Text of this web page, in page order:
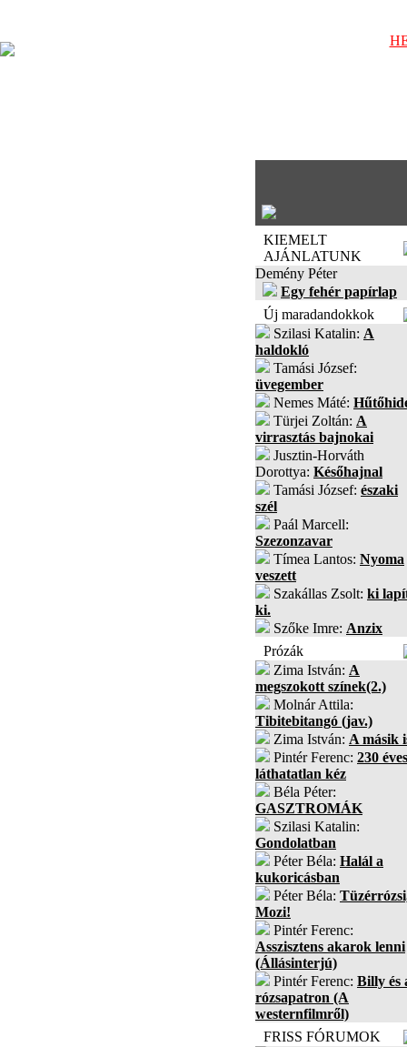
KIEMELT
AJÁNLATUNK
Demény Péter
Egy fehér papírlap
Új maradandokkok
Szilasi Katalin: A
haldokló
Tamási József:
üvegember
Nemes Máté:
Türjei Zoltán: A
virrasztás bajnokai
Jusztin-Horváth
Dorottya: Későhajnal
Tamási József: északi
szél
Paál Marcell:
Szezonzavar
Tímea Lantos: Nyoma
veszett
Szakállas Zsolt: ki
ki.
Szőke Imre: Anzix
Prózák
Zima István: A
megszokott színek(2.)
Molnár Attila:
Tibitebitangó (jav.)
Zima István: A másik
Pintér Ferenc: 230
láthatatlan kéz
Béla Péter:
GASZTROMÁK
Szilasi Katalin:
Gondolatban
Péter Béla: Halál a
kukoricásban
Péter Béla:
Mozi!
Pintér Ferenc:
Asszisztens akarok lenni
(Állásinterjú)
Pintér Ferenc: Billy és
rózsapatron (A
westernfilmről)
FRISS FÓRUMOK